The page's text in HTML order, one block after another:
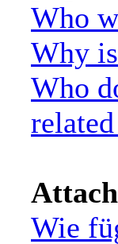
Who
Why
Who
Wie